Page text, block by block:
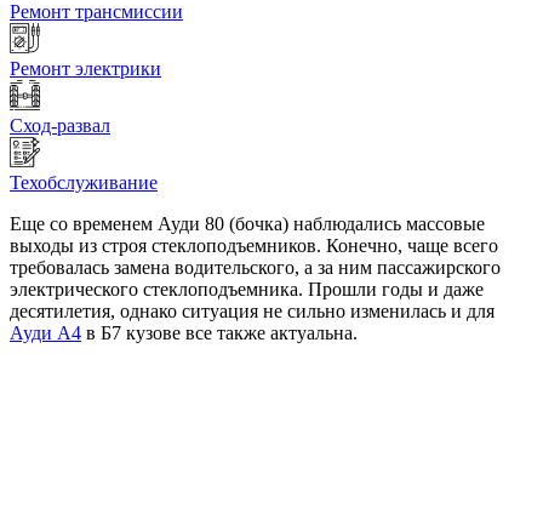
Ремонт трансмиссии
Ремонт электрики
Сход-развал
Техобслуживание
Еще со временем Ауди 80 (бочка) наблюдались массовые
выходы из строя стеклоподъемников. Конечно, чаще всего
требовалась замена водительского, а за ним пассажирского
электрического стеклоподъемника. Прошли годы и даже
десятилетия, однако ситуация не сильно изменилась и для
Ауди А4 в Б7 кузове все также актуальна.